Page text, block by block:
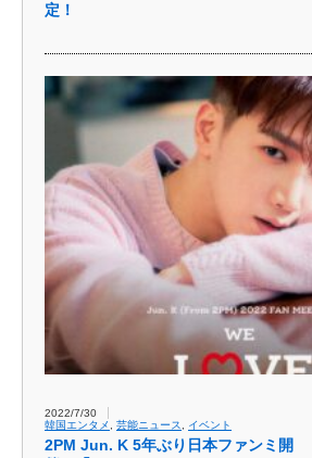
定！
2022/7/30
韓国エンタメ
芸能ニュース イベント
2PM Jun. K 5年ぶり日本ファンミ開